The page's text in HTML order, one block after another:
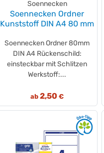
Soennecken
Soennecken Ordner
Kunststoff DIN A4 80 mm
Soennecken Ordner 80mm
DIN A4 Rückenschild:
einsteckbar mit Schlitzen
Werkstoff:...
ab2,50 €